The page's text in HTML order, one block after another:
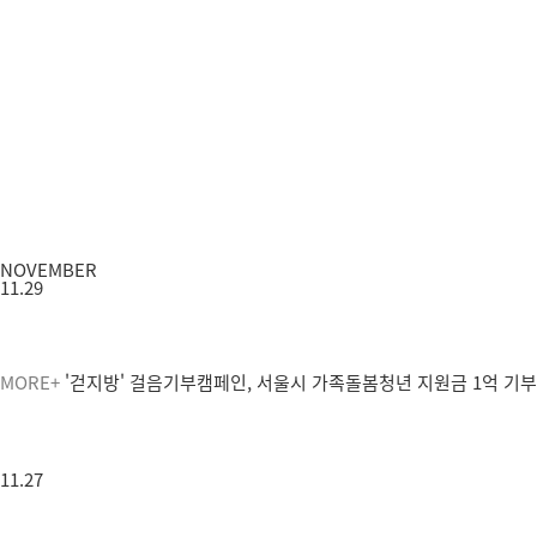
NOVEMBER
11.29
MORE+ '걷지방' 걸음기부캠페인, 서울시 가족돌봄청년 지원금 1억 기
11.27